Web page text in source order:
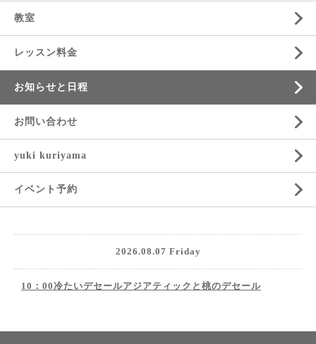
教室
レッスン料金
お知らせと日程
お問い合わせ
yuki kuriyama
イベント予約
2026.08.07 Friday
10：00冷たいデセールアジアティックと桃のデセール